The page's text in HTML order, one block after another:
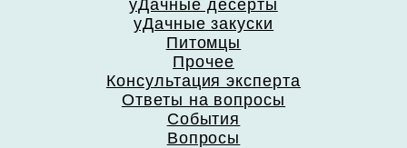
уДачные десерты
уДачные закуски
Питомцы
Прочее
Консультация эксперта
Ответы на вопросы
События
Вопросы